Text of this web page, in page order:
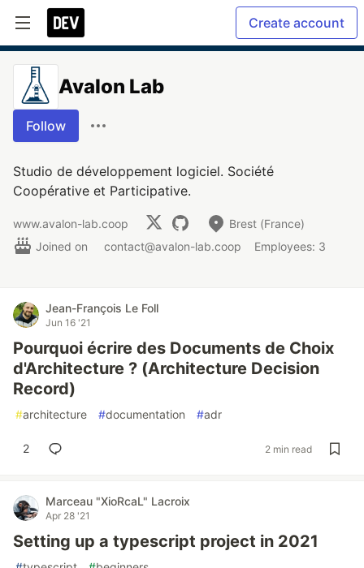
Create account
Avalon Lab
Follow
Studio de développement logiciel. Société
Coopérative et Participative.
www.avalon-lab.coop
Brest (France)
Joined on
contact@avalon-lab.coop Employees: 3
Jean-François Le Foll
Jun 16 '21
Pourquoi écrire des Documents de Choix
d'Architecture ? (Architecture Decision
Record)
#architecture #documentation #adr
2 2 min read
Marceau "XioRcaL" Lacroix
Apr 28 '21
Setting up a typescript project in 2021